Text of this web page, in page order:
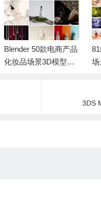
Blender 50款电商产品
化妆品场景3D模型合
场
3DS